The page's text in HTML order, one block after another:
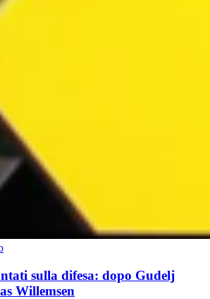
sulla difesa: dopo Gudelj
Willemsen